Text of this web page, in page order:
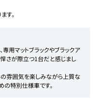
す。
用マットブラックやブラックア
さが際立つ1台だと感じまし
の雰囲気を楽しみながら上質な
の特別仕様車です。